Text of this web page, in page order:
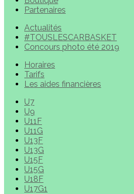
Partenaires
Actualités
#TOUSLESCARBASKET
Concours photo été 2019
Horaires
Tarifs
Les aides financières
U7
U9
U11F
U11G
U13F
U13G
U15F
U15G
U18F
U17G1